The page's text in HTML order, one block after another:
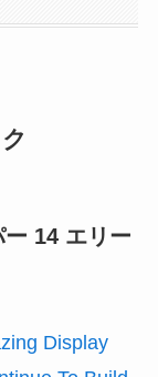
14 エリー
Display